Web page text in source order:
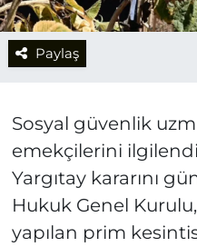
Paylaş
Sosyal güvenlik
emekçilerini
Yargıtay kararını
Hukuk Genel
yapılan prim